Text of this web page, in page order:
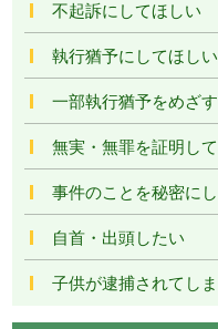
不起訴にしてほしい
執行猶予にしてほしい
一部執行猶予をめざす
無実・無罪を証明し
事件のことを秘密に
自首・出頭したい
子供が逮捕されてし